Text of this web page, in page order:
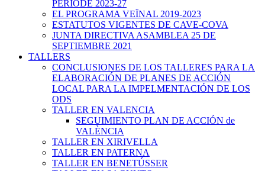
PERÍODE 2023-27
EL PROGRAMA VEÏNAL 2019-2023
ESTATUTOS VIGENTES DE CAVE-COVA
JUNTA DIRECTIVA ASAMBLEA 25 DE
SEPTIEMBRE 2021
TALLERS
CONCLUSIONES DE LOS TALLERES PARA LA
ELABORACIÓN DE PLANES DE ACCIÓN
LOCAL PARA LA IMPELMENTACIÓN DE LOS
ODS
TALLER EN VALENCIA
SEGUIMIENTO PLAN DE ACCIÓN de
VALÈNCIA
TALLER EN XIRIVELLA
TALLER EN PATERNA
TALLER EN BENETÚSSER